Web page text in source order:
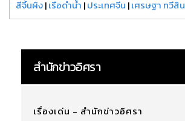
สีจิ้นผิง|เรือดำน้ำ |ประเทศจีน |เศรษฐา ทวีสิน
สำนักข่าวอิศรา
เรื่องเด่น - สำนักข่าวอิศรา